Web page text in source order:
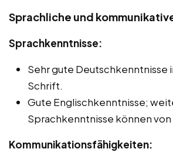
Sprachliche und
Sprachkenntnisse:
Sehr gute Deutschkenntnisse
Schrift.
Gute Englischkenntnisse;
Sprachkenntnisse können von
Kommunikationsfähigkeiten: